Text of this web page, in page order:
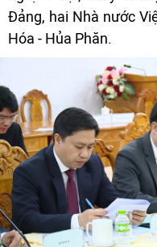
Đảng, hai Nhà nước
Hóa - Hủa Phăn.